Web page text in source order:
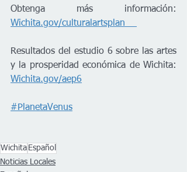
Wichita.gov/culturalartsplan
Resultados del estudio 6 sobre las artes
Wichita.gov/aep6
#PlanetaVenus
Wichita Español
Noticias Locales